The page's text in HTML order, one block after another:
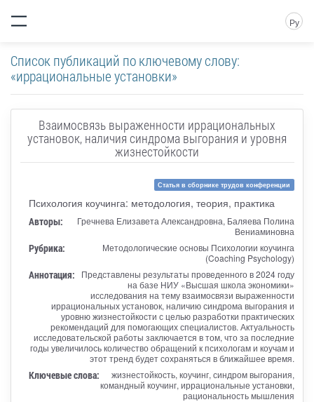
Ру
Список публикаций по ключевому слову:
«иррациональные установки»
Взаимосвязь выраженности иррациональных
установок, наличия синдрома выгорания и уровня
жизнестойкости
Статья в сборнике трудов конференции
Психология коучинга: методология, теория, практика
Авторы:
Гречнева Елизавета Александровна, Баляева Полина
Вениаминовна
Рубрика:
Методологические основы Психологии коучинга
(Coaching Psychology)
Аннотация:
Представлены результаты проведенного в 2024 году
на базе НИУ «Высшая школа экономики»
исследования на тему взаимосвязи выраженности
иррациональных установок, наличию синдрома выгорания и
уровню жизнестойкости с целью разработки практических
рекомендаций для помогающих специалистов. Актуальность
исследовательской работы заключается в том, что за последние
годы увеличилось количество обращений к психологам и коучам и
этот тренд будет сохраняться в ближайшее время.
Ключевые слова:
жизнестойкость, коучинг, синдром выгорания,
командный коучинг, иррациональные установки,
рациональность мышления